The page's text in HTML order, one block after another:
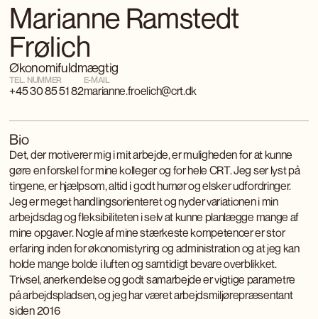
Marianne Ramstedt
Frølich
Økonomifuldmægtig
TEL. NUMMER
+45 30 85 51 82
E-MAIL
marianne.froelich@crt.dk
Bio
Det, der motiverer mig i mit arbejde, er muligheden for at kunne
gøre en forskel for mine kolleger og for hele CRT. Jeg ser lyst på
tingene, er hjælpsom, altid i godt humør og elsker udfordringer.
Jeg er meget handlingsorienteret og nyder variationen i min
arbejdsdag og fleksibiliteten i selv at kunne planlægge mange af
mine opgaver. Nogle af mine stærkeste kompetencer er stor
erfaring inden for økonomistyring og administration og at jeg kan
holde mange bolde i luften og samtidigt bevare overblikket.
Trivsel, anerkendelse og godt samarbejde er vigtige parametre
på arbejdspladsen, og jeg har været arbejdsmiljørepræsentant
siden 2016